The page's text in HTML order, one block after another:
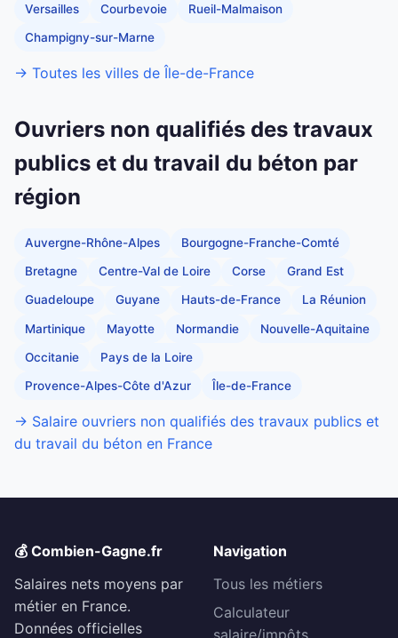
Versailles Courbevoie Rueil-Malmaison
Champigny-sur-Marne
→ Toutes les villes de Île-de-France
Ouvriers non qualifiés des travaux
publics et du travail du béton par
région
Auvergne-Rhône-Alpes Bourgogne-Franche-Comté
Bretagne Centre-Val de Loire Corse Grand Est
Guadeloupe Guyane Hauts-de-France La Réunion
Martinique Mayotte Normandie Nouvelle-Aquitaine
Occitanie Pays de la Loire
Provence-Alpes-Côte d'Azur Île-de-France
→ Salaire ouvriers non qualifiés des travaux publics et
du travail du béton en France
💰 Combien-Gagne.fr
Salaires nets moyens par
métier en France.
Données officielles
Navigation
Tous les métiers
Calculateur
salaire/impôts